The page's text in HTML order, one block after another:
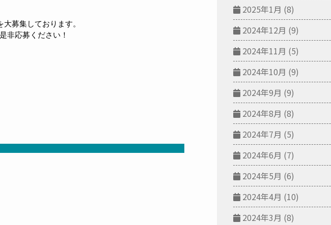
2025年1月 (8)
2024年12月 (9)
2024年11月 (5)
2024年10月 (9)
2024年9月 (9)
2024年8月 (8)
2024年7月 (5)
2024年6月 (7)
2024年5月 (6)
2024年4月 (10)
2024年3月 (8)